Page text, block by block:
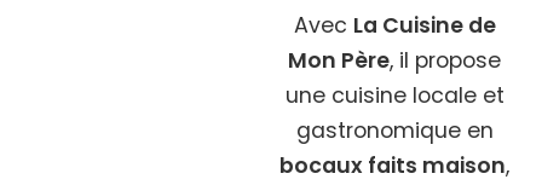
Avec La Cuisine de
Mon Père, il propose
une cuisine locale et
gastronomique en
bocaux faits maison,